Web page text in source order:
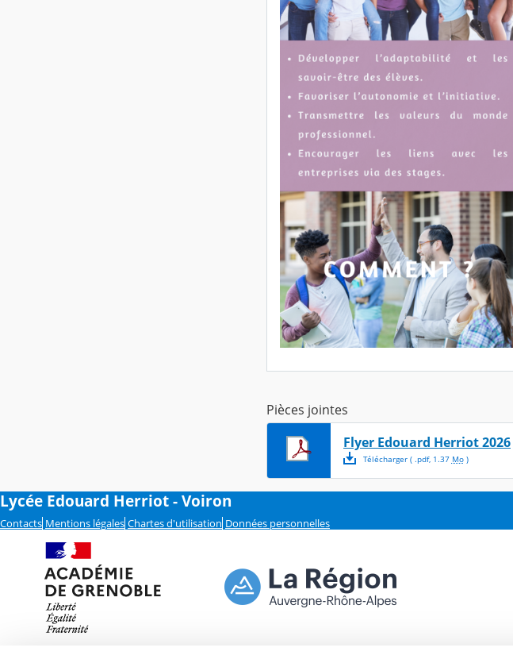
Pièces jointes
Flyer Edouard Herriot 2026
Télécharger( .pdf, 1.37 Mo)
Lycée Edouard Herriot - Voiron
Contacts Mentions légales Chartes d'utilisation Données personnelles